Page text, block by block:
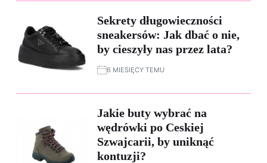
Sekrety długowieczności
sneakersów: Jak dbać o nie,
by cieszyły nas przez lata?
6 MIESIĘCY TEMU
Jakie buty wybrać na
wędrówki po Ceskiej
Szwajcarii, by uniknąć
kontuzji?